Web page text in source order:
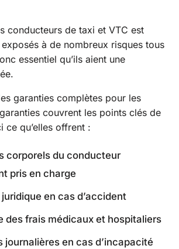
conducteurs de taxi et VTC est
à de nombreux risques tous
essentiel qu’ils aient une
garanties complètes pour les
couvrent les points clés de
ce qu’elles offrent :
corporels du conducteur
pris en charge
en cas d’accident
des frais médicaux et hospitaliers
journalières en cas d’incapacité